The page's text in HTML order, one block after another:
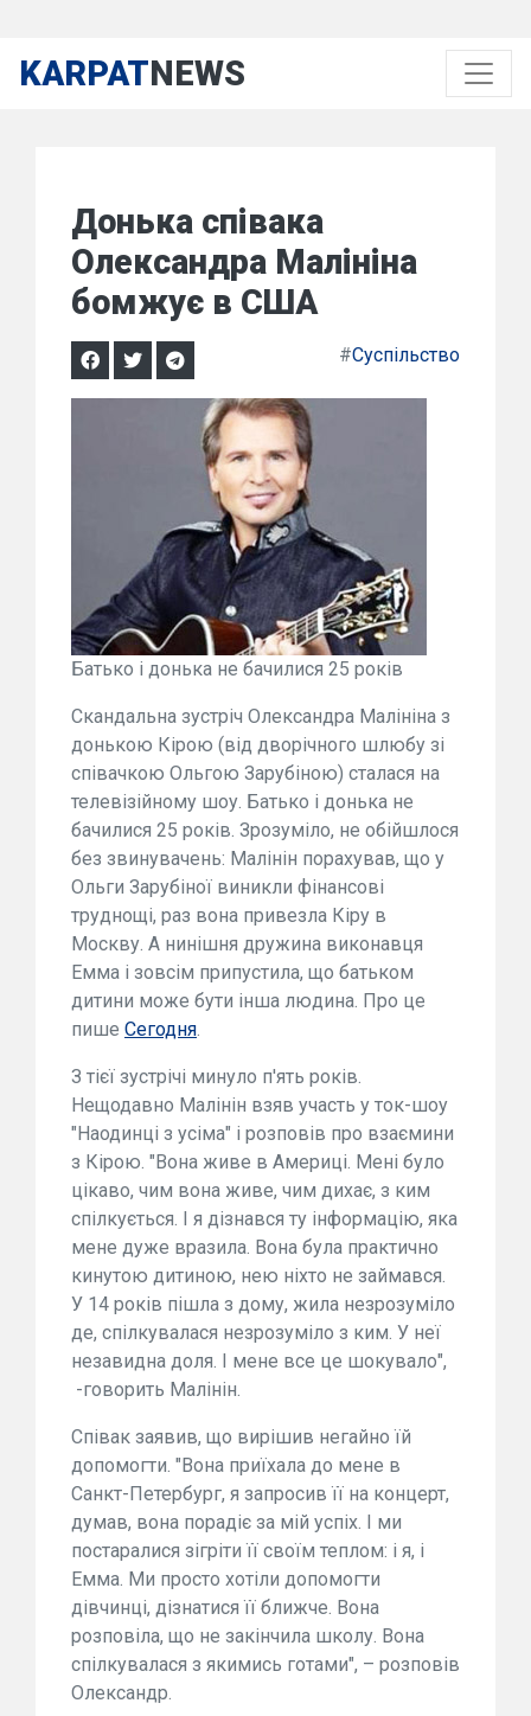
KARPATNEWS
Донька співака
Олександра Малініна
бомжує в США
#Суспільство
Батько і донька не бачилися 25 років
Скандальна зустріч Олександра Малініна з
донькою Кірою (від дворічного шлюбу зі
співачкою Ольгою Зарубіною) сталася на
телевізійному шоу. Батько і донька не
бачилися 25 років. Зрозуміло, не обійшлося
без звинувачень: Малінін порахував, що у
Ольги Зарубіної виникли фінансові
труднощі, раз вона привезла Кіру в
Москву. А нинішня дружина виконавця
Емма і зовсім припустила, що батьком
дитини може бути інша людина. Про це
пише Сегодня.
З тієї зустрічі минуло п'ять років.
Нещодавно Малінін взяв участь у ток-шоу
"Наодинці з усіма" і розповів про взаємини
з Кірою. "Вона живе в Америці. Мені було
цікаво, чим вона живе, чим дихає, з ким
спілкується. І я дізнався ту інформацію, яка
мене дуже вразила. Вона була практично
кинутою дитиною, нею ніхто не займався.
У 14 років пішла з дому, жила незрозуміло
де, спілкувалася незрозуміло з ким. У неї
незавидна доля. І мене все це шокувало",
-говорить Малінін.
Співак заявив, що вирішив негайно їй
допомогти. "Вона приїхала до мене в
Санкт-Петербург, я запросив її на концерт,
думав, вона порадіє за мій успіх. І ми
постаралися зігріти її своїм теплом: і я, і
Емма. Ми просто хотіли допомогти
дівчинці, дізнатися її ближче. Вона
розповіла, що не закінчила школу. Вона
спілкувалася з якимись готами", – розповів
Олександр.